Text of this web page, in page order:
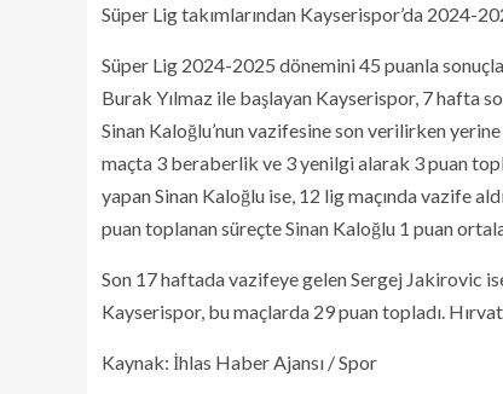
Süper Lig takımlarından Kayserispor’da 2024-
Süper Lig 2024-2025 dönemini 45 puanla
Burak Yılmaz ile başlayan Kayserispor, 7 hafta
Sinan Kaloğlu’nun vazifesine son verilirken
maçta 3 beraberlik ve 3 yenilgi alarak 3 puan
yapan Sinan Kaloğlu ise, 12 lig maçında vazife
puan toplanan süreçte Sinan Kaloğlu 1 puan
Son 17 haftada vazifeye gelen Sergej Jakirovic
Kayserispor, bu maçlarda 29 puan topladı.
Kaynak: İhlas Haber Ajansı / Spor